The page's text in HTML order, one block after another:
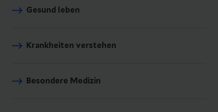
Gesund leben
Krankheiten verstehen
Besondere Medizin